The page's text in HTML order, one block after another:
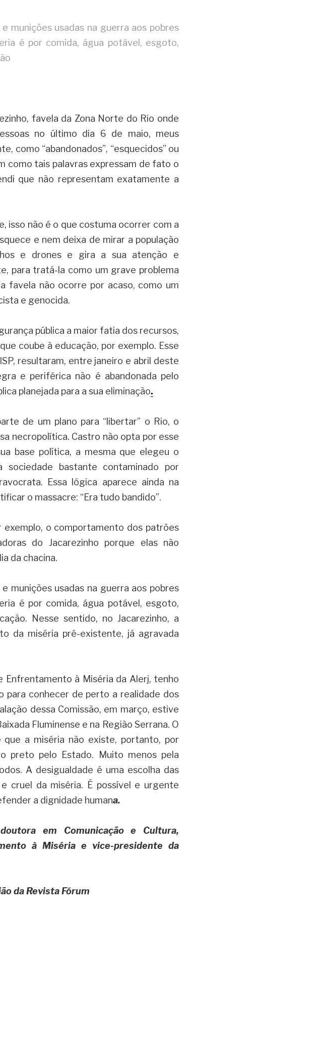
munições usadas na guerra aos pobres
é por comida, água potável, esgoto,
favela da Zona Norte do Rio onde
no último dia 6 de maio, meus
como “abandonados”, “esquecidos” ou
como tais palavras expressam de fato o
que não representam exatamente a
isso não é o que costuma ocorrer com a
e nem deixa de mirar a população
e drones e gira a sua atenção e
para tratá-la como um grave problema
favela não ocorre por acaso, como um
e genocida.
pública a maior fatia dos recursos,
coube à educação, por exemplo. Esse
resultaram, entre janeiro e abril deste
e periférica não é abandonada pelo
planejada para a sua eliminação.
de um plano para “libertar” o Rio, o
necropolítica. Castro não opta por esse
base política, a mesma que elegeu o
bastante contaminado por
Essa lógica aparece ainda na
o massacre: “Era tudo bandido”.
exemplo, o comportamento dos patrões
do Jacarezinho porque elas não
da chacina.
munições usadas na guerra aos pobres
é por comida, água potável, esgoto,
Nesse sentido, no Jacarezinho, a
da miséria pré-existente, já agravada
Enfrentamento à Miséria da Alerj, tenho
para conhecer de perto a realidade dos
dessa Comissão, em março, estive
Fluminense e na Região Serrana. O
que a miséria não existe, portanto, por
preto pelo Estado. Muito menos pela
A desigualdade é uma escolha das
cruel da miséria. É possível e urgente
a dignidade humana.
em Comunicação e Cultura,
à Miséria e vice-presidente da
da Revista Fórum